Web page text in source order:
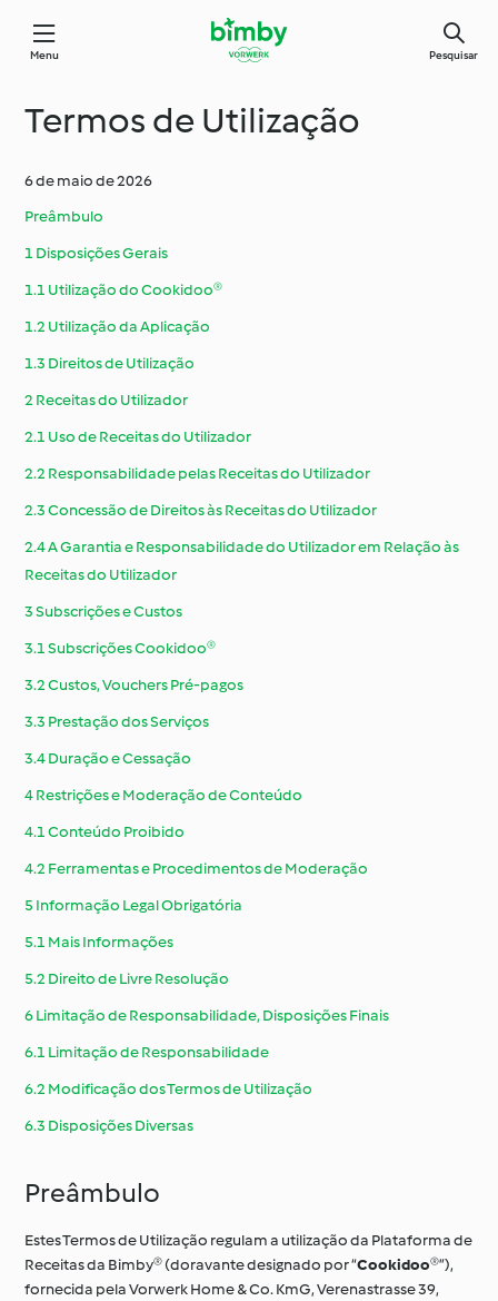
Menu Pesquisar
Termos de Utilização
6 de maio de 2026
Preâmbulo
1 Disposições Gerais
1.1 Utilização do Cookidoo®
1.2 Utilização da Aplicação
1.3 Direitos de Utilização
2 Receitas do Utilizador
2.1 Uso de Receitas do Utilizador
2.2 Responsabilidade pelas Receitas do Utilizador
2.3 Concessão de Direitos às Receitas do Utilizador
2.4 A Garantia e Responsabilidade do Utilizador em Relação às
Receitas do Utilizador
3 Subscrições e Custos
3.1 Subscrições Cookidoo®
3.2 Custos, Vouchers Pré-pagos
3.3 Prestação dos Serviços
3.4 Duração e Cessação
4 Restrições e Moderação de Conteúdo
4.1 Conteúdo Proibido
4.2 Ferramentas e Procedimentos de Moderação
5 Informação Legal Obrigatória
5.1 Mais Informações
5.2 Direito de Livre Resolução
6 Limitação de Responsabilidade, Disposições Finais
6.1 Limitação de Responsabilidade
6.2 Modificação dos Termos de Utilização
6.3 Disposições Diversas
Preâmbulo
Estes Termos de Utilização regulam a utilização da Plataforma de
Receitas da Bimby® (doravante designado por “Cookidoo®”),
fornecida pela Vorwerk Home & Co. KmG, Verenastrasse 39,